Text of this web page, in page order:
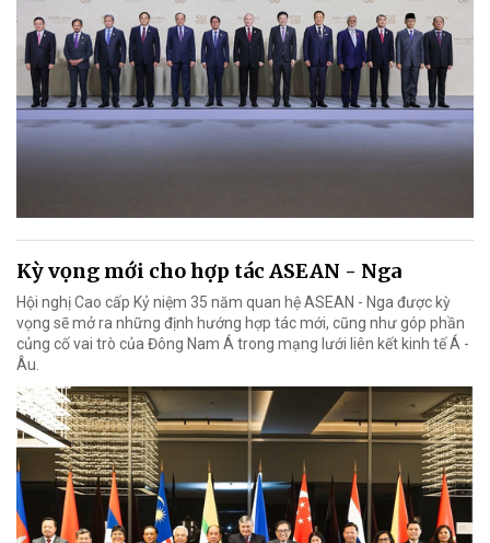
Kỳ vọng mới cho hợp tác ASEAN - Nga
Hội nghị Cao cấp Kỷ niệm 35 năm quan hệ ASEAN - Nga được kỳ
vọng sẽ mở ra những định hướng hợp tác mới, cũng như góp phần
củng cố vai trò của Đông Nam Á trong mạng lưới liên kết kinh tế Á -
Âu.